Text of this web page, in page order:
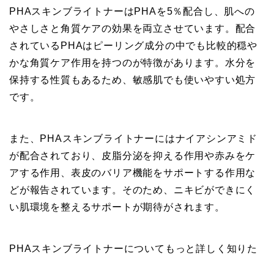
PHAスキンブライトナーはPHAを5％配合し、肌への
やさしさと角質ケアの効果を両立させています。配合
されているPHAはピーリング成分の中でも比較的穏や
かな角質ケア作用を持つのが特徴があります。水分を
保持する性質もあるため、敏感肌でも使いやすい処方
です。
また、PHAスキンブライトナーにはナイアシンアミド
が配合されており、皮脂分泌を抑える作用や赤みをケ
アする作用、表皮のバリア機能をサポートする作用な
どが報告されています。そのため、ニキビができにく
い肌環境を整えるサポートが期待がされます。
PHAスキンブライトナーについてもっと詳しく知りた